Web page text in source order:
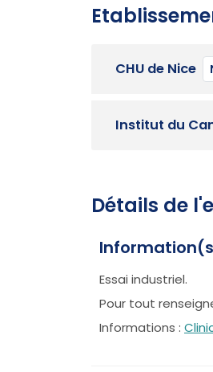
CHU de Nice
Institut du
Détails de
Essai industriel.
Pour tout
Informations :